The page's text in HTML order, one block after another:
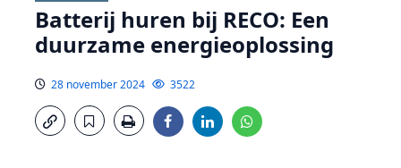
Batterij huren bij RECO: Een
duurzame energieoplossing
28 november 2024 3522